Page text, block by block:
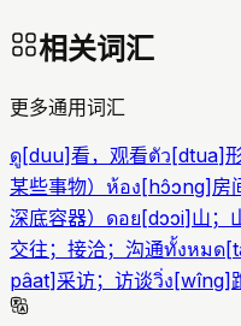
相关词汇
更多通用词汇
ดู[duu]看，观看ตัว [dtua]
某些事物） ห้อง [hɔ̂ɔng] 房
深底容器） ดอย [dɔɔi] 山；
交往；接洽；沟通ทั้งหมด[
pâat] 采访；访谈วิ่ง [wîng]